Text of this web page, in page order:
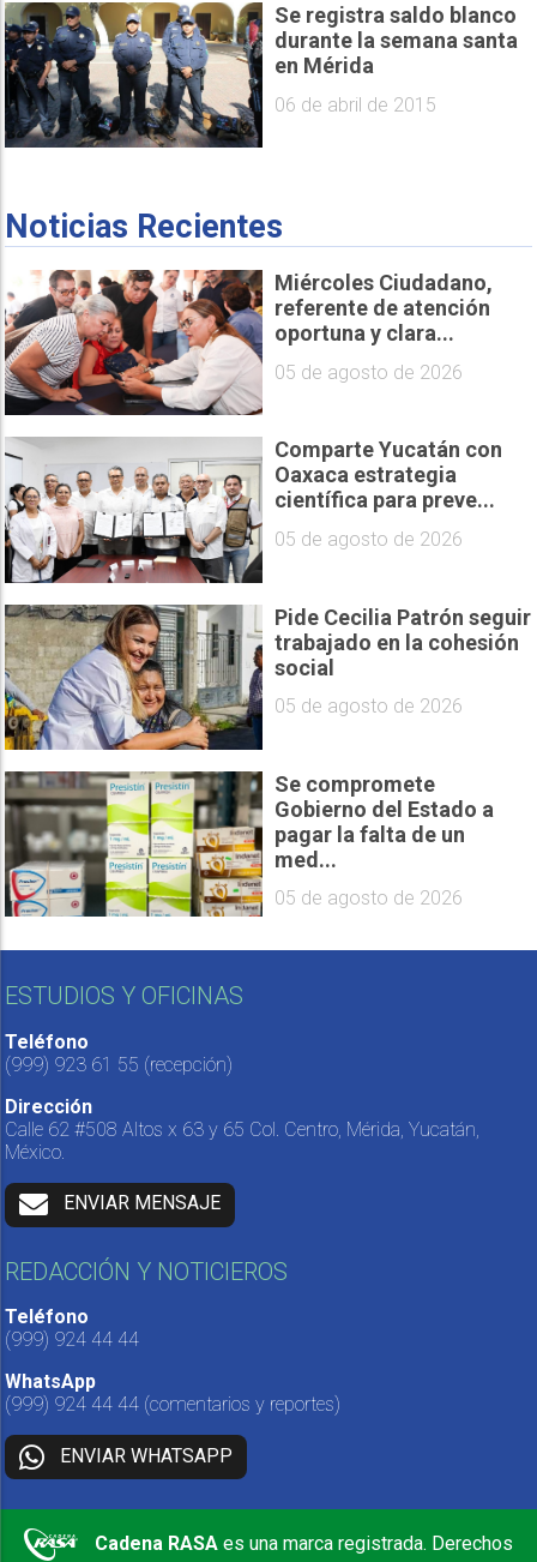
Se registra saldo blanco
durante la semana santa
en Mérida
06 de abril de 2015
Noticias Recientes
Miércoles Ciudadano,
referente de atención
oportuna y clara...
05 de agosto de 2026
Comparte Yucatán con
Oaxaca estrategia
científica para preve...
05 de agosto de 2026
Pide Cecilia Patrón seguir
trabajado en la cohesión
social
05 de agosto de 2026
Se compromete
Gobierno del Estado a
pagar la falta de un
med...
05 de agosto de 2026
ESTUDIOS Y OFICINAS
Teléfono
(999) 923 61 55 (recepción)
Dirección
Calle 62 #508 Altos x 63 y 65 Col. Centro, Mérida, Yucatán,
México.
ENVIAR MENSAJE
REDACCIÓN Y NOTICIEROS
Teléfono
(999) 924 44 44
WhatsApp
(999) 924 44 44 (comentarios y reportes)
ENVIAR WHATSAPP
Cadena RASA es una marca registrada. Derechos